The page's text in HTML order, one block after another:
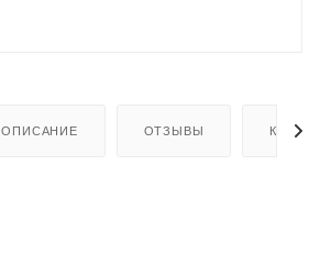
ОПИСАНИЕ ОТЗЫВЫ КАК